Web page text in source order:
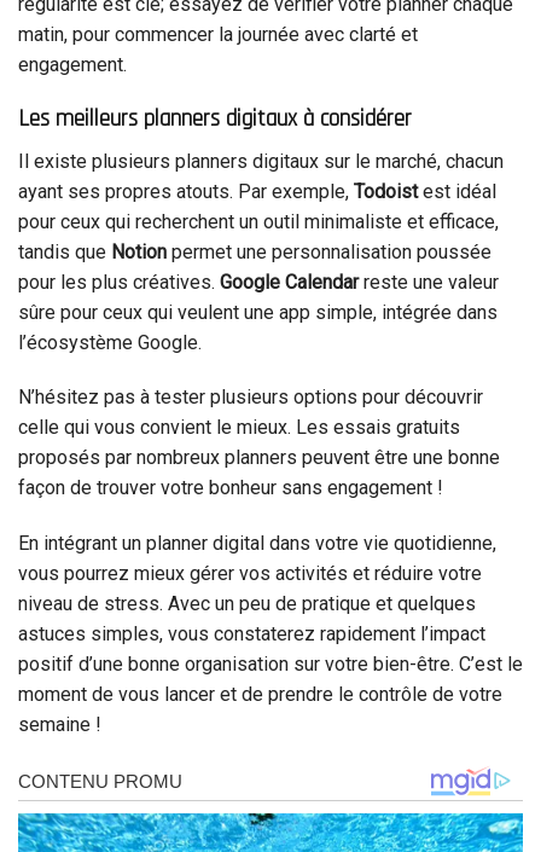
matin, pour commencer la journée avec clarté et
engagement.
Les meilleurs planners digitaux à considérer
Il existe plusieurs planners digitaux sur le marché, chacun
ayant ses propres atouts. Par exemple, Todoistest idéal
pour ceux qui recherchent un outil minimaliste et efficace,
tandis que Notion permet une personnalisation poussée
pour les plus créatives. Google Calendarreste une valeur
sûre pour ceux qui veulent une app simple, intégrée dans
l’écosystème Google.
N’hésitez pas à tester plusieurs options pour découvrir
celle qui vous convient le mieux. Les essais gratuits
proposés par nombreux planners peuvent être une bonne
façon de trouver votre bonheur sans engagement !
En intégrant un planner digital dans votre vie quotidienne,
vous pourrez mieux gérer vos activités et réduire votre
niveau de stress. Avec un peu de pratique et quelques
astuces simples, vous constaterez rapidement l’impact
positif d’une bonne organisation sur votre bien-être. C’est le
moment de vous lancer et de prendre le contrôle de votre
semaine !